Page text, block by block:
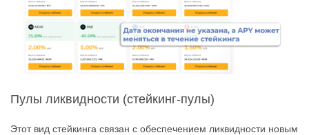
Пулы ликвидности (стейкинг-пулы)
Этот вид стейкинга связан с обеспечением ликвидности новым